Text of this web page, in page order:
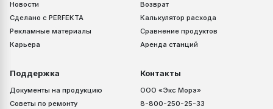
Новости
Сделано с PERFEKTA
Рекламные материалы
Карьера
Возврат
Калькулятор расхода
Сравнение продуктов
Аренда станций
Поддержка
Документы на продукцию
Советы по ремонту
Контакты
ООО «Экс Морэ»
8-800-250-25-33